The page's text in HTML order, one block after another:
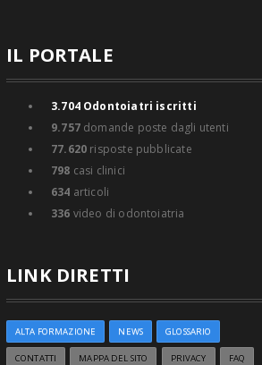
IL PORTALE
3.704Odontoiatri iscritti
9.757domande poste dagli utenti
77.620 risposte pubblicate
798 casi clinici
634 articoli
336 video di odontoiatria
LINK DIRETTI
ALTA FORMAZIONE NEWS GLOSSARIO
CONTATTI MAPPA DEL SITO PRIVACY FAQ